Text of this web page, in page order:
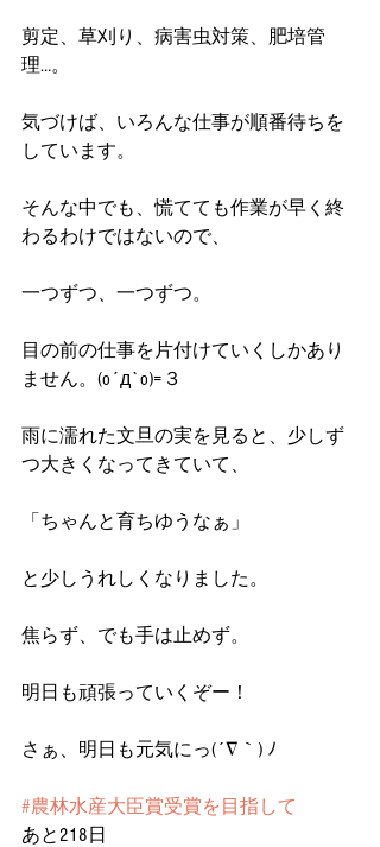
剪定、草刈り、病害虫対策、肥培管
理…。
気づけば、いろんな仕事が順番待ちを
しています。
そんな中でも、慌てても作業が早く終
わるわけではないので、
一つずつ、一つずつ。
目の前の仕事を片付けていくしかあり
ません。(o´д`o)=３
雨に濡れた文旦の実を見ると、少しず
つ大きくなってきていて、
「ちゃんと育ちゆうなぁ」
と少しうれしくなりました。
焦らず、でも手は止めず。
明日も頑張っていくぞー！
さぁ、明日も元気にっ(´∇｀) ﾉ
#農林水産大臣賞受賞を目指して
あと218日